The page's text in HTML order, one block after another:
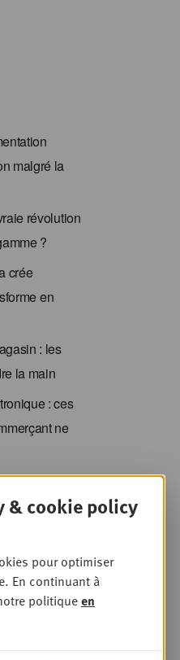
malgré la
révolution
?
crée
en
: les
la main
: ces
ne
le
& cookie policy
pour optimiser
En continuant à
politiqueen